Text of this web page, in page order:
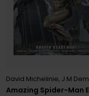
Amazing Spider-Man
David Michelinie, J M